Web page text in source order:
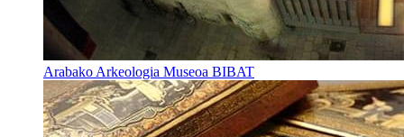
Arabako Arkeologia Museoa BIBAT